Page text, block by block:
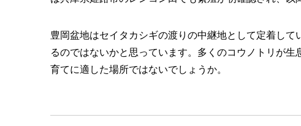
豊岡盆地はセイタカシギの渡りの中継地として定着し
るのではないかと思っています。多くのコウノトリが
育てに適した場所ではないでしょうか。